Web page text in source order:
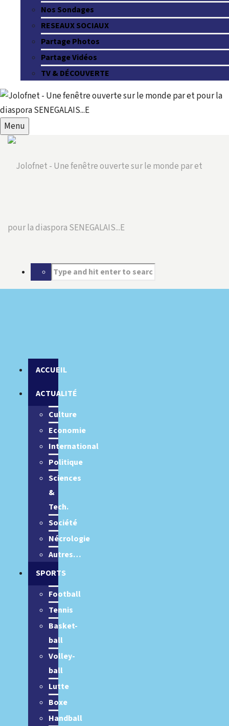
Nos Sondages
RESEAUX SOCIAUX
Partage Photos
Partage Vidéos
TV & DÉCOUVERTE
Menu
ACCUEIL
ACTUALITÉ
Culture
Economie
International
Politique
Sciences
&
Tech.
Société
Nécrologie
Autres…
SPORTS
Football
Tennis
Basket-
ball
Volley-
ball
Lutte
Boxe
Handball